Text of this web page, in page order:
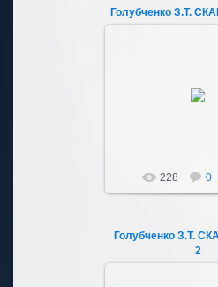
Голубченко З.Т.
228 0
Голубченко З.Т.
2